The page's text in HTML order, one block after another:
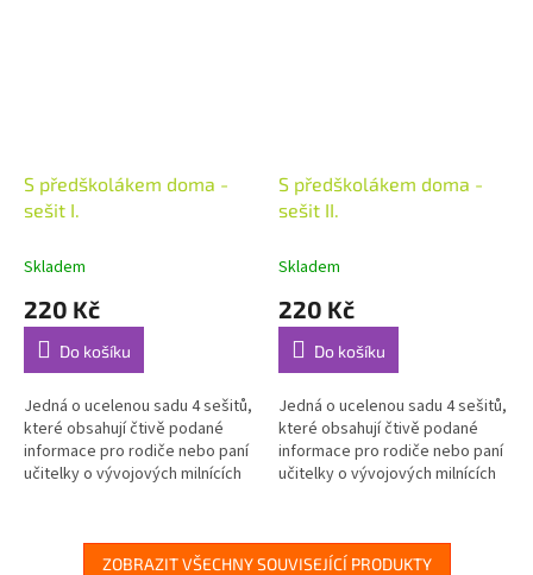
S předškolákem doma -
sešit I.
Skladem
220 Kč
Do košíku
Jedná o ucelenou sadu 4 sešitů,
které obsahují čtivě podané
informace pro rodiče nebo paní
učitelky o vývojových milnících
S předškolákem doma -
sešit II.
Skladem
220 Kč
Do košíku
Jedná o ucelenou sadu 4 sešitů,
které obsahují čtivě podané
informace pro rodiče nebo paní
učitelky o vývojových milnících
ZOBRAZIT VŠECHNY SOUVISEJÍCÍ PRODUKTY